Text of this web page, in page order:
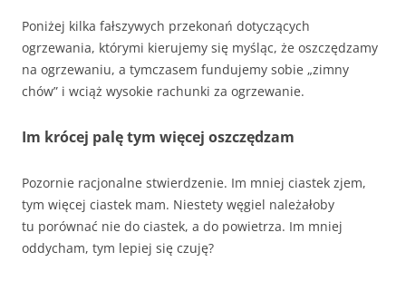
Poniżej kilka fałszywych przekonań dotyczących
ogrzewania, którymi kierujemy się myśląc, że oszczędzamy
na ogrzewaniu, a tymczasem fundujemy sobie „zimny
chów” i wciąż wysokie rachunki za ogrzewanie.
Im krócej palę tym więcej oszczędzam
Pozornie racjonalne stwierdzenie. Im mniej ciastek zjem,
tym więcej ciastek mam. Niestety węgiel należałoby
tu porównać nie do ciastek, a do powietrza. Im mniej
oddycham, tym lepiej się czuję?